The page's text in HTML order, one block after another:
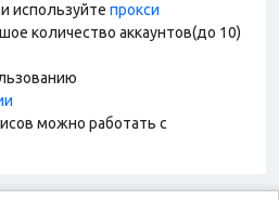
используйте прокси
количество аккаунтов(до 10)
можно работать с